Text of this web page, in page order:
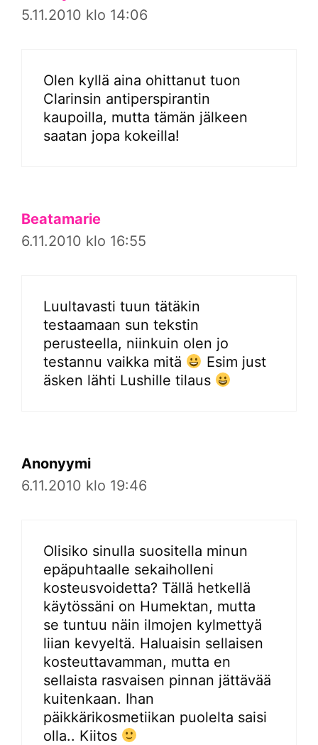
5.11.2010 klo 14:06
Olen kyllä aina ohittanut tuon
Clarinsin antiperspirantin
kaupoilla, mutta tämän jälkeen
saatan jopa kokeilla!
Beatamarie
6.11.2010 klo 16:55
Luultavasti tuun tätäkin
testaamaan sun tekstin
perusteella, niinkuin olen jo
testannu vaikka mitä
Esim just
äsken lähti Lushille tilaus
Anonyymi
6.11.2010 klo 19:46
Olisiko sinulla suositella minun
epäpuhtaalle sekaiholleni
kosteusvoidetta? Tällä hetkellä
käytössäni on Humektan, mutta
se tuntuu näin ilmojen kylmettyä
liian kevyeltä. Haluaisin sellaisen
kosteuttavamman, mutta en
sellaista rasvaisen pinnan jättävää
kuitenkaan. Ihan
päikkärikosmetiikan puolelta saisi
olla.. Kiitos